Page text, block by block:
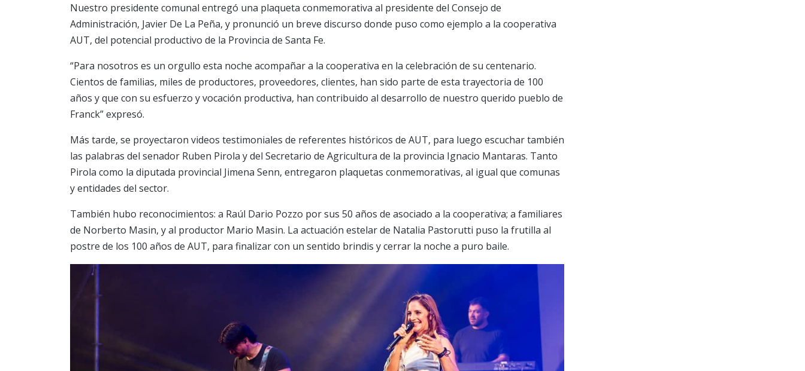
Nuestro presidente comunal entregó una plaqueta conmemorativa al presidente del Consejo de
Administración, Javier De La Peña, y pronunció un breve discurso donde puso como ejemplo a la cooperativa
AUT, del potencial productivo de la Provincia de Santa Fe.
“Para nosotros es un orgullo esta noche acompañar a la cooperativa en la celebración de su centenario.
Cientos de familias, miles de productores, proveedores, clientes, han sido parte de esta trayectoria de 100
años y que con su esfuerzo y vocación productiva, han contribuido al desarrollo de nuestro querido pueblo de
Franck” expresó.
Más tarde, se proyectaron videos testimoniales de referentes históricos de AUT, para luego escuchar también
las palabras del senador Ruben Pirola y del Secretario de Agricultura de la provincia Ignacio Mantaras. Tanto
Pirola como la diputada provincial Jimena Senn, entregaron plaquetas conmemorativas, al igual que comunas
y entidades del sector.
También hubo reconocimientos: a Raúl Dario Pozzo por sus 50 años de asociado a la cooperativa; a familiares
de Norberto Masin, y al productor Mario Masin. La actuación estelar de Natalia Pastorutti puso la frutilla al
postre de los 100 años de AUT, para finalizar con un sentido brindis y cerrar la noche a puro baile.